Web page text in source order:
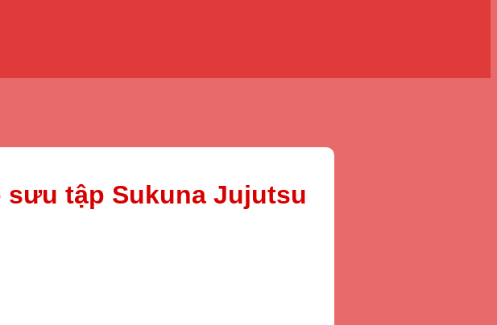
sưu tập Sukuna Jujutsu